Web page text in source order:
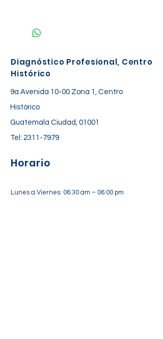
Diagnóstico Profesional, Centro
Histórico
9a Avenida 10-00 Zona 1, Centro
Histórico
Guatemala Ciudad, 01001
Tel: 2311-7979
Horario
Lunes a Viernes: 06:30 am – 06:00 pm